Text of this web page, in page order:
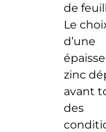
de
Le
d’une
zinc
avant
des